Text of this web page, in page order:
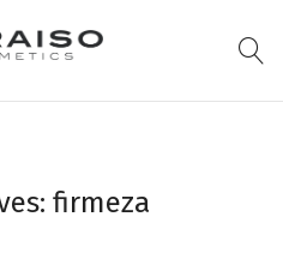
firmeza